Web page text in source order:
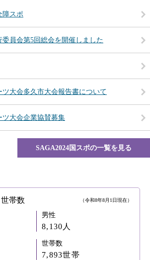
障スポ
委員会第5回総会を開催しました
ツ大会多久市大会報告書について
ツ大会企業協賛募集
SAGA2024国スポの一覧を見る
帯数 （令和8年8月1日現在）
男性
8,130人
世帯数
7,893世帯